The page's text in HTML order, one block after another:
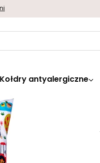
Kołdry antyalergiczne